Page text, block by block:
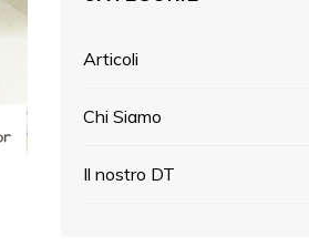
Articoli
Chi Siamo
Il nostro DT